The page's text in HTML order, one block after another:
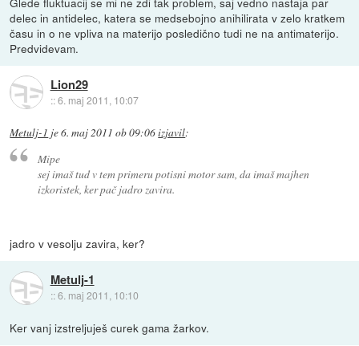
delec in antidelec, katera se medsebojno anihilirata v zelo kratkem
času in o ne vpliva na materijo posledično tudi ne na antimaterijo.
Predvidevam.
Lion29
::6. maj 2011, 10:07
Metulj-1 je6. maj 2011 ob 09:06izjavil:
Mipe
sej imaš tud v tem primeru potisni motor sam, da imaš majhen
izkoristek, ker pač jadro zavira.
jadro v vesolju zavira, ker?
Metulj-1
::6. maj 2011, 10:10
Ker vanj izstreljuješ curek gama žarkov.